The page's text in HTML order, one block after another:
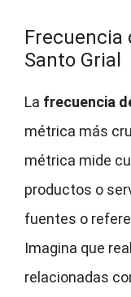
Frecuencia
Santo Grial
La frecuencia
métrica más
métrica mide
productos o
fuentes o
Imagina que
relacionadas